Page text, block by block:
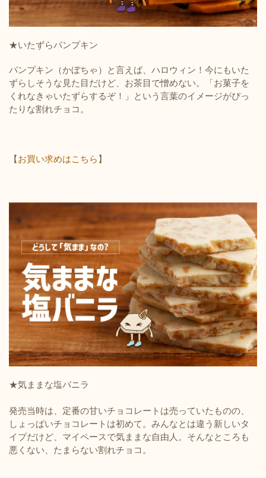
★いたずらパンプキン
パンプキン（かぼちゃ）と言えば、ハロウィン！今にもいた
ずらしそうな見た目だけど、お茶目で憎めない。「お菓子を
くれなきゃいたずらするぞ！」という言葉のイメージがぴっ
たりな割れチョコ。
【お買い求めはこちら 】
★気ままな塩バニラ
発売当時は、定番の甘いチョコレートは売っていたものの、
しょっぱいチョコレートは初めて。みんなとは違う新しいタ
イプだけど、マイペースで気ままな自由人。そんなところも
悪くない、たまらない割れチョコ。